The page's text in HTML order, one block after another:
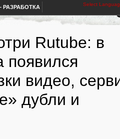
РАЗРАБОТКА Select
Rutube: в
появился
видео,
дубли и